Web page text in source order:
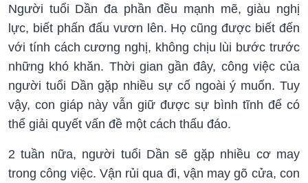
Người tuổi Dần đa phần đều mạnh mẽ, giàu nghị
lực, biết phấn đấu vươn lên. Họ cũng được biết đến
với tính cách cương nghị, không chịu lùi bước trước
những khó khăn. Thời gian gần đây, công việc của
người tuổi Dần gặp nhiều sự cố ngoài ý muốn. Tuy
vậy, con giáp này vẫn giữ được sự bình tĩnh để có
thể giải quyết vấn đề một cách thấu đáo.
2 tuần nữa, người tuổi Dần sẽ gặp nhiều cơ may
trong công việc. Vận rủi qua đi, vận may gõ cửa, con